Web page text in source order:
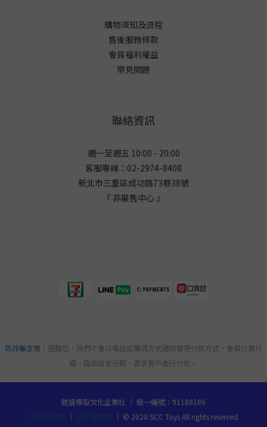
購物須知及流程
售後服務條款
會員福利權益
常見問題
聯絡資訊
週一至週五 10:00 - 20:00
客服專線：02-2974-8408
新北市三重區成功路73巷38號
『 非展售中心 』
防詐騙宣導 ｜提醒您，我們不會以電話或簡訊方式通知變更付款方式、會員付費升
級、錯誤設定分期、要求客戶進行付款。
鎧盛模型文化企業社 ｜ 統一編號：91188186
｜ ｜ © 2020 SCC Toys All rights reserved